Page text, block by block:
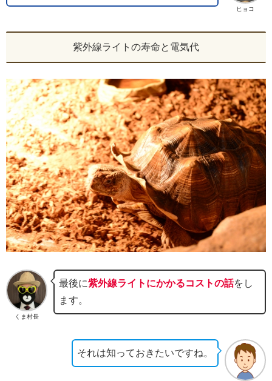
ヒョコ
紫外線ライトの寿命と電気代
くま村長
最後に紫外線ライトにかかるコストの話をし
ます。
それは知っておきたいですね。